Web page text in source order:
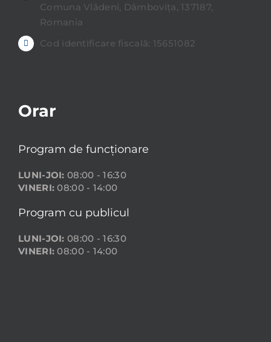
Comuna Vlădeni, Dâmbovița, 137187,
Romania
Cod identificare fiscală: 15651082
Orar
Program de funcționare
LUNI-JOI: 08:00 - 16:30
VINERI: 08:00 - 14:00
Program cu publicul
LUNI-JOI: 08:00 - 16:30
VINERI: 08:00 - 14:00